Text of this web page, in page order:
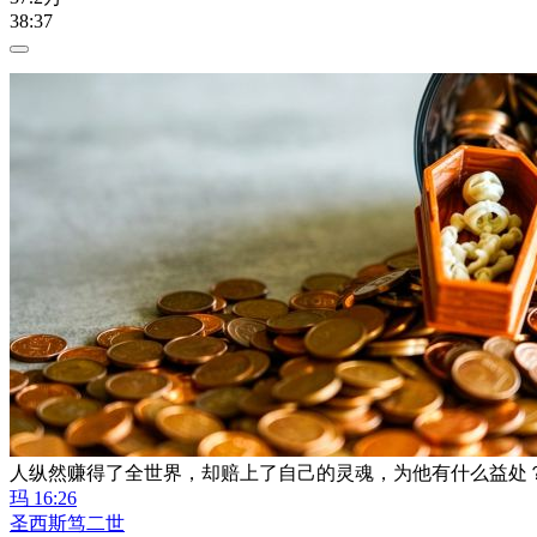
38:37
人纵然赚得了全世界，却赔上了自己的灵魂，为他有什么益处
玛 16:26
圣西斯笃二世